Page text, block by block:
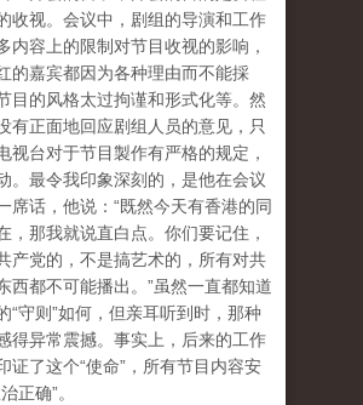
收视。会议中，剧组的导演和工作
内容上的限制对节目收视的影响，
的嘉宾都因为各种理由而不能採
目的风格太过拘谨和形式化等。然
有正面地回应剧组人员的意见，只
视台对于节目製作有严格的规定，
。最令我印象深刻的，是他在会议
席话，他说：“既然今天有香港的同
，那我就说直白点。你们要记住，
产党的，不是搞艺术的，所有对共
西都不可能播出。”虽然一直都知道
“守则”如何，但亲耳听到时，那种
得异常震撼。事实上，后来的工作
证了这个“使命”，所有节目内容安
正确”。